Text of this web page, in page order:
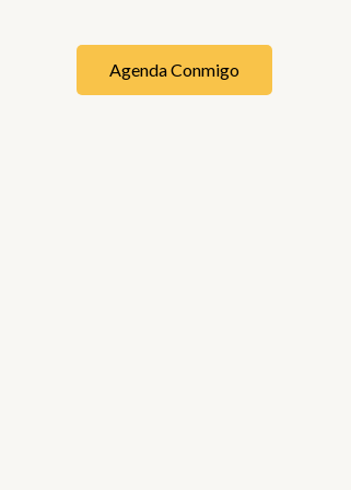
Agenda Conmigo